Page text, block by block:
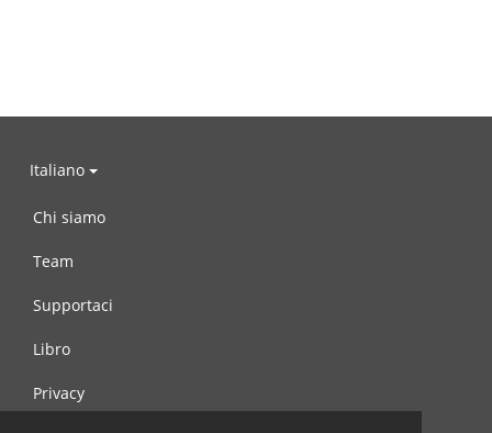
Italiano
Chi siamo
Team
Supportaci
Libro
Privacy